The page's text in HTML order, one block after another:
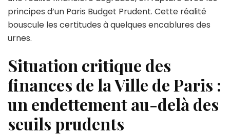
Paris
avant
les
principes d’un Paris Budget Prudent. Cette réalité
bouscule les certitudes à quelques encablures des
urnes.
Situation critique des
finances de la Ville de Paris :
un endettement au-delà des
seuils prudents